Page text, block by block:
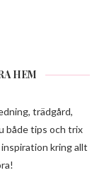
HEM
trädgård,
både tips och trix
inspiration kring allt